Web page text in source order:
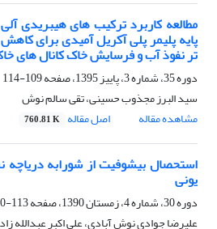
مطالعه کاربرد ترکیب های هیبریدی
پایه پلیمر پلی آکریل آمیدی برای
تر نفوذ آب و فرسایش خاک کانال های
دوره 35، شماره 3، پاییز 1395، صفحه
109-114
سید البرز مجذوب حسینی، تقی سالم نوش
مشاهده مقاله
اصل مقاله 760.81 K
استحصال بیشوفیت از شورابه
یونی
دوره 30، شماره 4، زمستان 1390، صفحه
113-120
علیرضا جوادی نوش آبادی، علی اکبر عبدالله